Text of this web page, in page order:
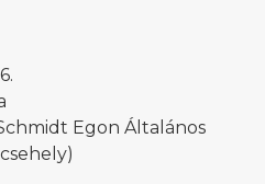
Egon Általános